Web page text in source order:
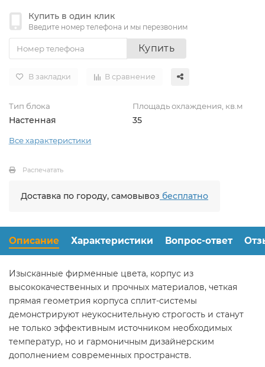
Купить в один клик
Введите номер телефона и мы перезвоним
Купить
В закладки В сравнение
Тип блока
Настенная
Площадь охлаждения, кв.м
35
Все характеристики
Распечатать
Доставка по городу, самовывоз бесплатно
Описание Характеристики Вопрос-ответ
Изысканные фирменные цвета, корпус из
высококачественных и прочных материалов, четкая
прямая геометрия корпуса сплит-системы
демонстрируют неукоснительную строгость и станут
не только эффективным источником необходимых
температур, но и гармоничным дизайнерским
дополнением современных пространств.